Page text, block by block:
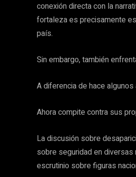
conexión directa con la
fortaleza es precisamente
país.
Sin embargo, también
A diferencia de hace
Ahora compite contra sus
La discusión sobre
sobre seguridad en
escrutinio sobre figuras